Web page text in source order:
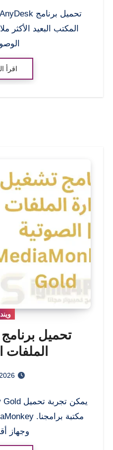
المكتب البعيد الأكثر
اقرأ
تحميل
الملفات
وجهاز